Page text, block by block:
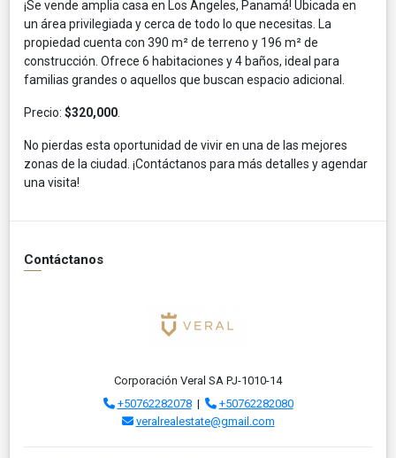
¡Se vende amplia casa en Los Ángeles, Panamá! Ubicada en
un área privilegiada y cerca de todo lo que necesitas. La
propiedad cuenta con 390 m² de terreno y 196 m² de
construcción. Ofrece 6 habitaciones y 4 baños, ideal para
familias grandes o aquellos que buscan espacio adicional.
Precio: $320,000
No pierdas esta oportunidad de vivir en una de las mejores
zonas de la ciudad. ¡Contáctanos para más detalles y agendar
una visita!
Contáctanos
Corporación Veral SA PJ-1010-14
+50762282078|
+50762282080
veralrealestate@gmail.com